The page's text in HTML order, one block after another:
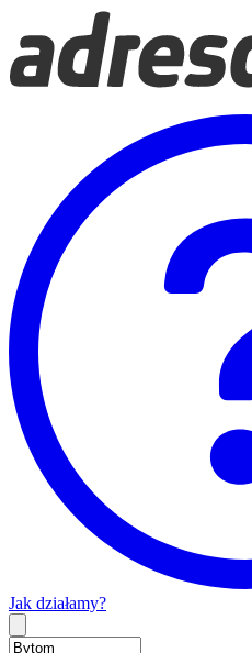
Jak działamy?